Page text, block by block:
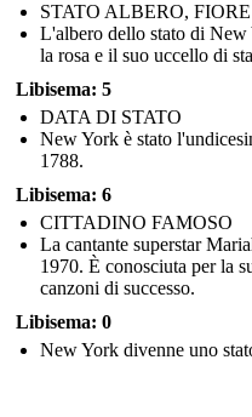
STATO ALBERO,
L'albero dello stato di
la rosa e il suo uccello di
Libisema: 5
DATA DI STATO
New York è stato
1788.
Libisema: 6
CITTADINO FAMOSO
La cantante superstar
1970. È conosciuta per la
canzoni di successo.
Libisema: 0
New York divenne uno